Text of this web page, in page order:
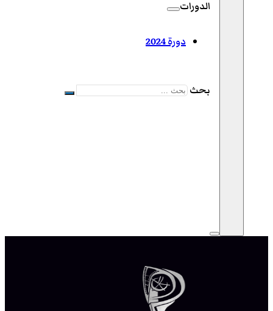
الدورات
دورة 2024
بحث